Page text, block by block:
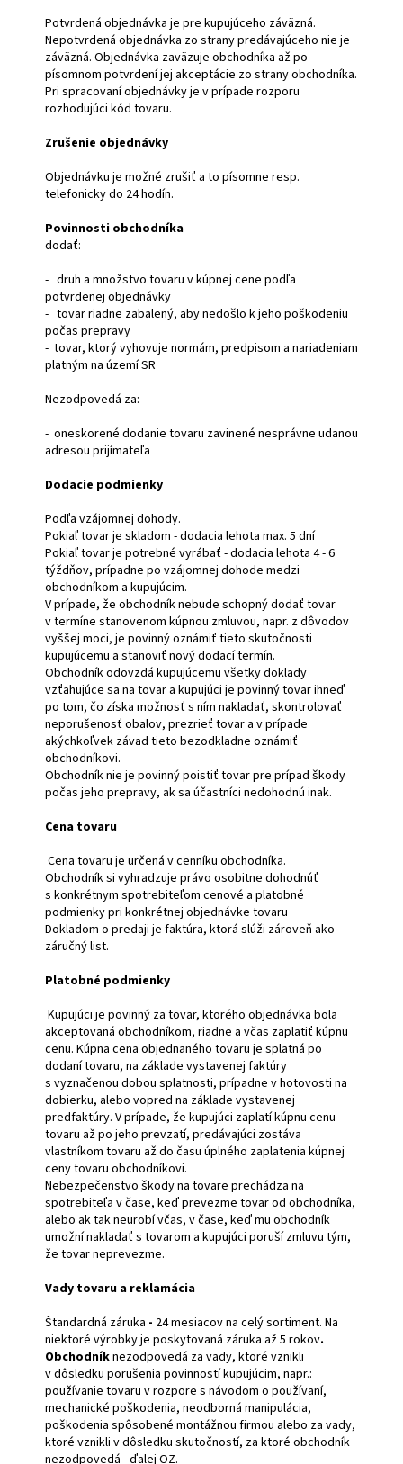
Potvrdená objednávka je pre kupujúceho záväzná.
Nepotvrdená objednávka zo strany predávajúceho nie je
záväzná. Objednávka zaväzuje obchodníka až po
písomnom potvrdení jej akceptácie zo strany obchodníka.
Pri spracovaní objednávky je v prípade rozporu
rozhodujúci kód tovaru.
Zrušenie objednávky
Objednávku je možné zrušiť a to písomne resp.
telefonicky do 24 hodín.
Povinnosti obchodníka
dodať:
- druh a množstvo tovaru v kúpnej cene podľa
potvrdenej objednávky
- tovar riadne zabalený, aby nedošlo k jeho poškodeniu
počas prepravy
- tovar, ktorý vyhovuje normám, predpisom a nariadeniam
platným na území SR
Nezodpovedá za:
- oneskorené dodanie tovaru zavinené nesprávne udanou
adresou prijímateľa
Dodacie podmienky
Podľa vzájomnej dohody.
Pokiaľ tovar je skladom - dodacia lehota max. 5 dní
Pokiaľ tovar je potrebné vyrábať - dodacia lehota 4 - 6
týždňov, prípadne po vzájomnej dohode medzi
obchodníkom a kupujúcim.
V prípade, že obchodník nebude schopný dodať tovar
v termíne stanovenom kúpnou zmluvou, napr. z dôvodov
vyššej moci, je povinný oznámiť tieto skutočnosti
kupujúcemu a stanoviť nový dodací termín.
Obchodník odovzdá kupujúcemu všetky doklady
vzťahujúce sa na tovar a kupujúci je povinný tovar ihneď
po tom, čo získa možnosť s ním nakladať, skontrolovať
neporušenosť obalov, prezrieť tovar a v prípade
akýchkoľvek závad tieto bezodkladne oznámiť
obchodníkovi.
Obchodník nie je povinný poistiť tovar pre prípad škody
počas jeho prepravy, ak sa účastníci nedohodnú inak.
Cena tovaru
Cena tovaru je určená v cenníku obchodníka.
Obchodník si vyhradzuje právo osobitne dohodnúť
s konkrétnym spotrebiteľom cenové a platobné
podmienky pri konkrétnej objednávke tovaru
Dokladom o predaji je faktúra, ktorá slúži zároveň ako
záručný list.
Platobné podmienky
Kupujúci je povinný za tovar, ktorého objednávka bola
akceptovaná obchodníkom, riadne a včas zaplatiť kúpnu
cenu. Kúpna cena objednaného tovaru je splatná po
dodaní tovaru, na základe vystavenej faktúry
s vyznačenou dobou splatnosti, prípadne v hotovosti na
dobierku, alebo vopred na základe vystavenej
predfaktúry. V prípade, že kupujúci zaplatí kúpnu cenu
tovaru až po jeho prevzatí, predávajúci zostáva
vlastníkom tovaru až do času úplného zaplatenia kúpnej
ceny tovaru obchodníkovi.
Nebezpečenstvo škody na tovare prechádza na
spotrebiteľa v čase, keď prevezme tovar od obchodníka,
alebo ak tak neurobí včas, v čase, keď mu obchodník
umožní nakladať s tovarom a kupujúci poruší zmluvu tým,
že tovar neprevezme.
Vady tovaru a reklamácia
Štandardná záruka - 24 mesiacov na celý sortiment. Na
niektoré výrobky je poskytovaná záruka až 5 rokov.
Obchodníknezodpovedá za vady, ktoré vznikli
v dôsledku porušenia povinností kupujúcim, napr.:
používanie tovaru v rozpore s návodom o používaní,
mechanické poškodenia, neodborná manipulácia,
poškodenia spôsobené montážnou firmou alebo za vady,
ktoré vznikli v dôsledku skutočností, za ktoré obchodník
nezodpovedá - ďalej OZ.